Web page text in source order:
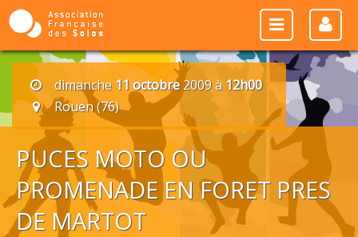
dimanche 11 octobre2009 à 12h00
Rouen (76)
PUCES MOTO OU
PROMENADE EN FORET PRES
DE MARTOT